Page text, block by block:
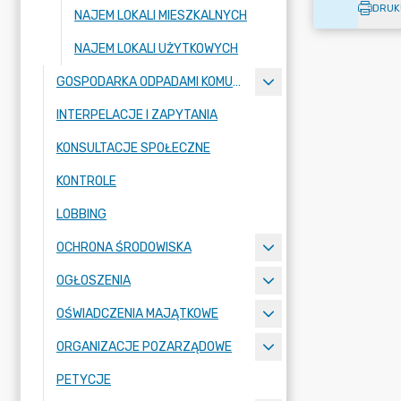
NAJEM LOKALI MIESZKALNYCH
NAJEM LOKALI UŻYTKOWYCH
GOSPODARKA ODPADAMI KOMUNALNYMI
INTERPELACJE I ZAPYTANIA
KONSULTACJE SPOŁECZNE
KONTROLE
LOBBING
OCHRONA ŚRODOWISKA
OGŁOSZENIA
OŚWIADCZENIA MAJĄTKOWE
ORGANIZACJE POZARZĄDOWE
PETYCJE